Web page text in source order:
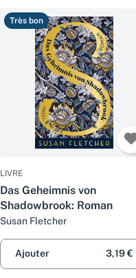
Très bon
LIVRE
Das Geheimnis von
Shadowbrook: Roman
Susan Fletcher
Ajouter 3,19 €